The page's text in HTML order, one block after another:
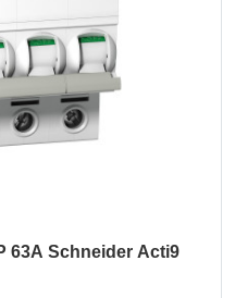
63A Schneider Acti9